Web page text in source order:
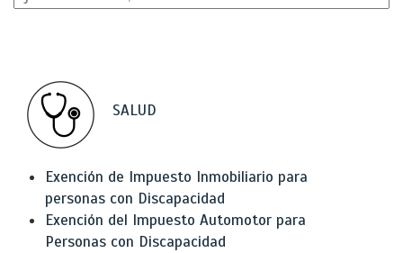
SALUD
Exención de Impuesto Inmobiliario para
personas con Discapacidad
Exención del Impuesto Automotor para
Personas con Discapacidad